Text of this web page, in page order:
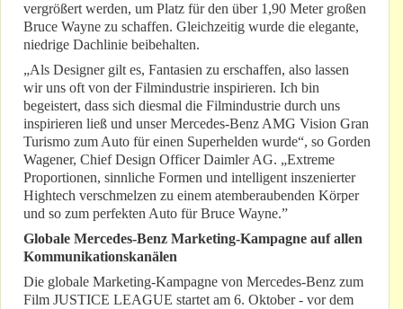
vergrößert werden, um Platz für den über 1,90 Meter großen
Bruce Wayne zu schaffen. Gleichzeitig wurde die elegante,
niedrige Dachlinie beibehalten.
„Als Designer gilt es, Fantasien zu erschaffen, also lassen
wir uns oft von der Filmindustrie inspirieren. Ich bin
begeistert, dass sich diesmal die Filmindustrie durch uns
inspirieren ließ und unser Mercedes-Benz AMG Vision Gran
Turismo zum Auto für einen Superhelden wurde“, so Gorden
Wagener, Chief Design Officer Daimler AG. „Extreme
Proportionen, sinnliche Formen und intelligent inszenierter
Hightech verschmelzen zu einem atemberaubenden Körper
und so zum perfekten Auto für Bruce Wayne.”
Globale Mercedes-Benz Marketing-Kampagne auf allen
Kommunikationskanälen
Die globale Marketing-Kampagne von Mercedes-Benz zum
Film JUSTICE LEAGUE startet am 6. Oktober - vor dem